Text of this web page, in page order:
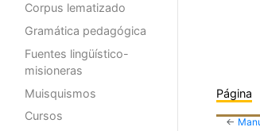
Corpus lematizado
Gramática pedagógica
Fuentes lingüístico-
misioneras
Muisquismos
Cursos
Página
←